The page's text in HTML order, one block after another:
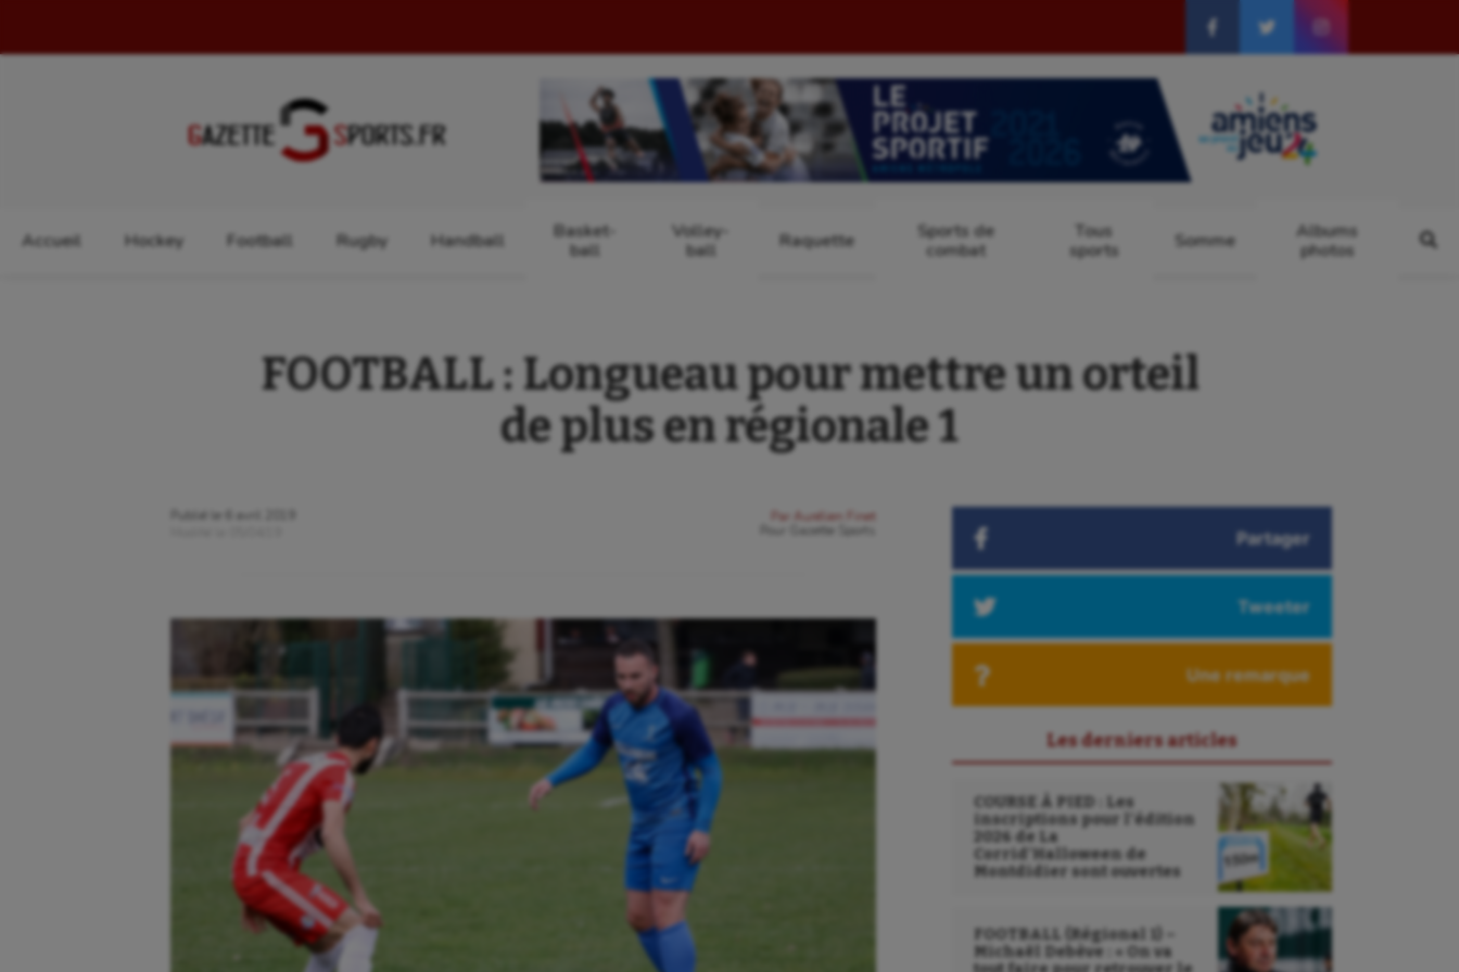
Accueil Hockey Football Rugby Handball
Basket-
ball
Volley-
ball
Raquette
Sports de
combat
Tous
sports
Somme
Albums
photos
FOOTBALL : Longueau pour mettre un orteil
de plus en régionale 1
Publié le
6 avril 2019
Par
Aurélien Finet
Gazette Sports Partager
Tweeter
Une remarque
Les derniers articles
COURSE À PIED : Les
inscriptions pour l’édition
2026 de La
Corrid’Halloween de
Montdidier sont ouvertes
FOOTBALL (Régional 1) –
Michaël Debève : « On va